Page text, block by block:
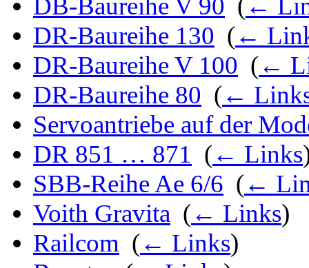
DB-Baureihe V 90 (←
DR-Baureihe 130 (←
DR-Baureihe V 100 (←
DR-Baureihe 80 (←
Servoantriebe auf der
DR 851 … 871 (← Links
SBB-Reihe Ae 6/6 (←
Voith Gravita (← Links)
Railcom (← Links)